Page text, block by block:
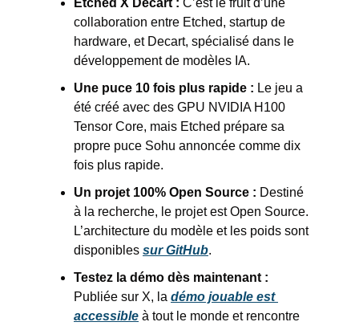
Etched X Decart : C’est le fruit d’une
collaboration entre Etched, startup de
hardware, et Decart, spécialisé dans le
développement de modèles IA.
Une puce 10 fois plus rapide : Le jeu a
été créé avec des GPU NVIDIA H100
Tensor Core, mais Etched prépare sa
propre puce Sohu annoncée comme dix
fois plus rapide.
Un projet 100% Open Source : Destiné
à la recherche, le projet est Open Source.
L’architecture du modèle et les poids sont
disponibles sur GitHub.
Testez la démo dès maintenant :
Publiée sur X, la démo jouable est
accessible à tout le monde et rencontre